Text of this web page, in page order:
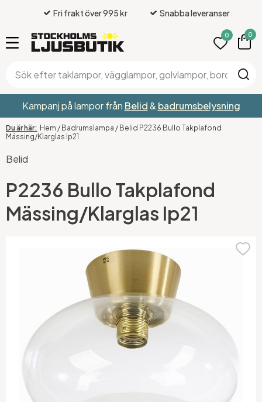
Fri frakt över 995 kr Snabba leveranser
0 0
Kampanj på lampor från Belid& badrumsbelysning
Hem / Badrumslampa / Belid P2236 Bullo Takplafond
Mässing/Klarglas Ip21
Belid
P2236 Bullo Takplafond
Mässing/Klarglas Ip21